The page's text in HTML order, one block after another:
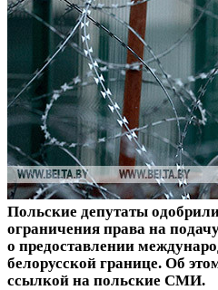
Польские депутаты
ограничения права на
о предоставлении
белорусской границе. Об
ссылкой на польские СМИ.